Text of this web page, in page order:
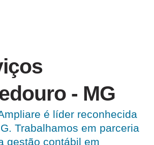
- MG
é líder reconhecida
Trabalhamos em parceria
gestão contábil em